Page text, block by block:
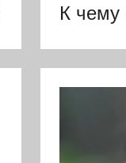
К чему